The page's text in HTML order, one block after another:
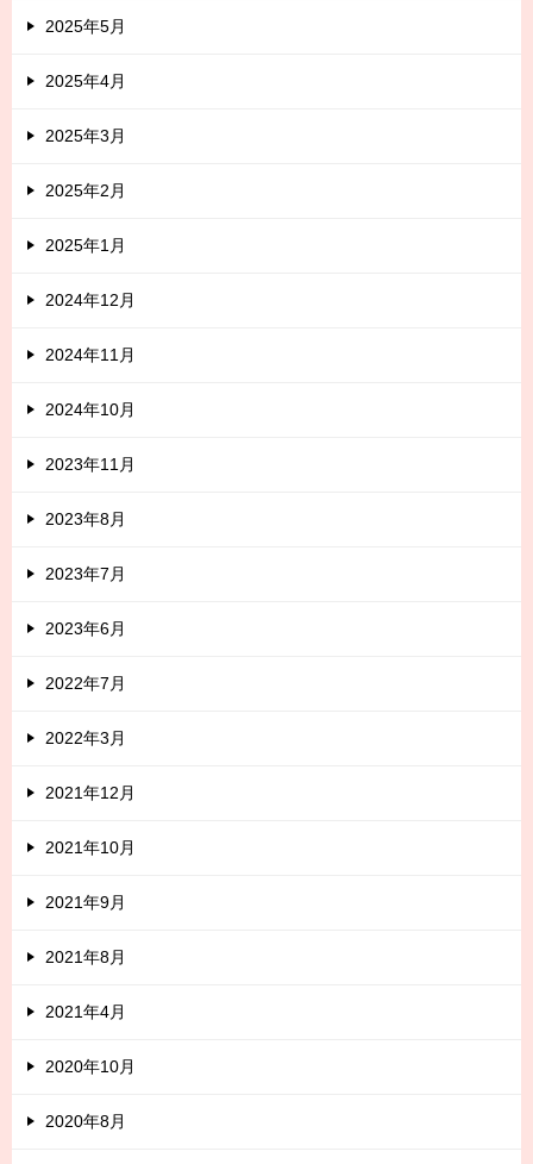
2025年5月
2025年4月
2025年3月
2025年2月
2025年1月
2024年12月
2024年11月
2024年10月
2023年11月
2023年8月
2023年7月
2023年6月
2022年7月
2022年3月
2021年12月
2021年10月
2021年9月
2021年8月
2021年4月
2020年10月
2020年8月